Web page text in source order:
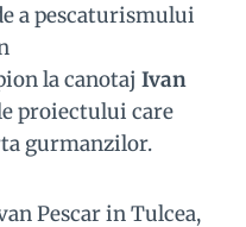
a pescaturismului
la canotaj Ivan
proiectului care
gurmanzilor.